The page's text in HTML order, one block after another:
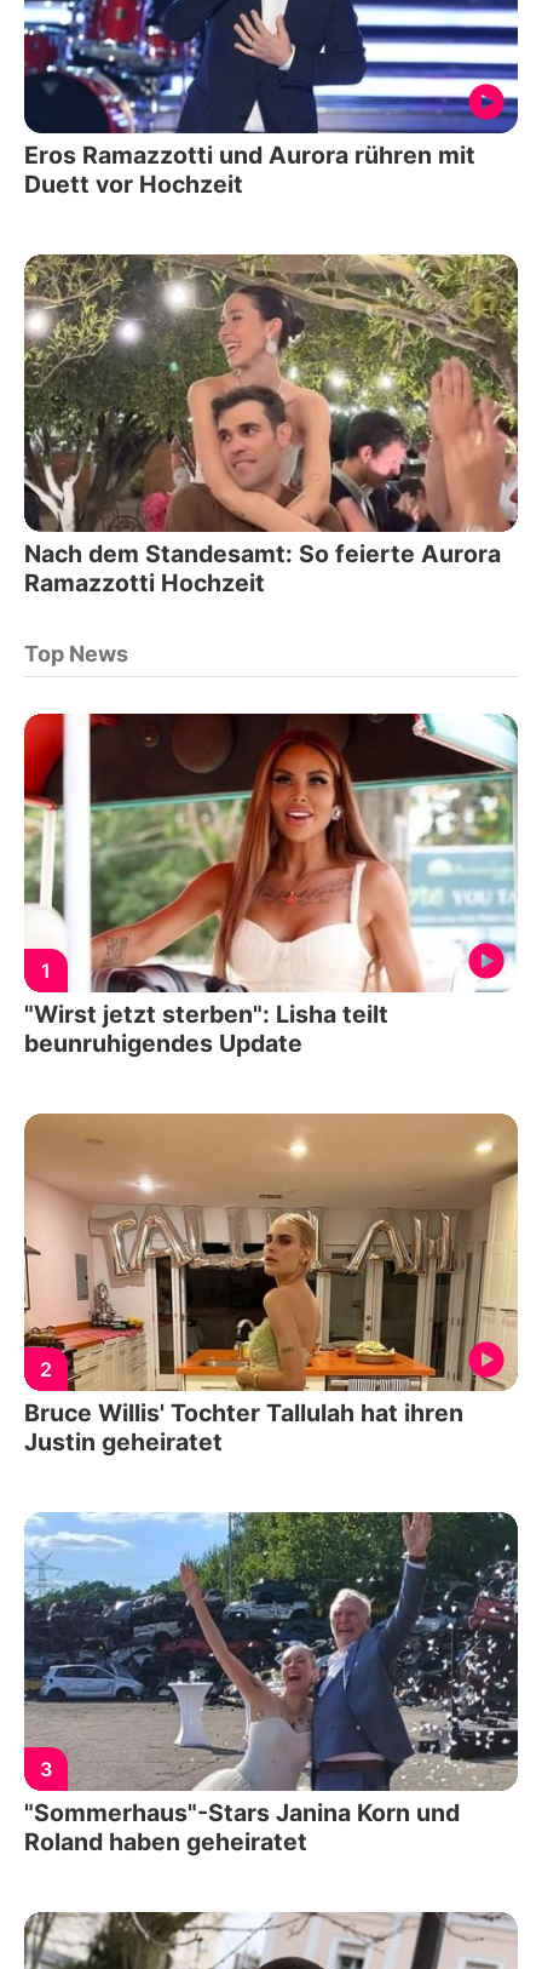
Eros Ramazzotti und Aurora rühren mit
Duett vor Hochzeit
Nach dem Standesamt: So feierte Aurora
Ramazzotti Hochzeit
Top News
1
"Wirst jetzt sterben": Lisha teilt
beunruhigendes Update
2
Bruce Willis' Tochter Tallulah hat ihren
Justin geheiratet
3
"Sommerhaus"-Stars Janina Korn und
Roland haben geheiratet